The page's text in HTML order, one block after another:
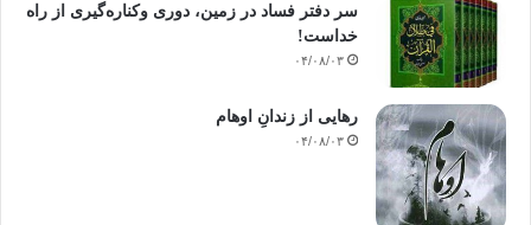
سر دفتر فساد در زمین‌، دوری وکناره‌گیری از راه
خداست‌!
۰۴/۰۸/۰۳
رهایی از زندانِ اوهام
۰۴/۰۸/۰۳